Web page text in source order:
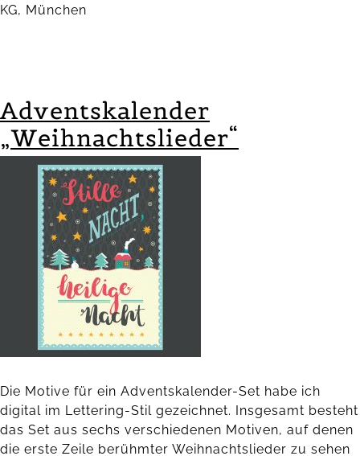
KG, München
Adventskalender
„Weihnachtslieder“
Die Motive für ein Adventskalender-Set habe ich
digital im Lettering-Stil gezeichnet. Insgesamt besteht
das Set aus sechs verschiedenen Motiven, auf denen
die erste Zeile berühmter Weihnachtslieder zu sehen